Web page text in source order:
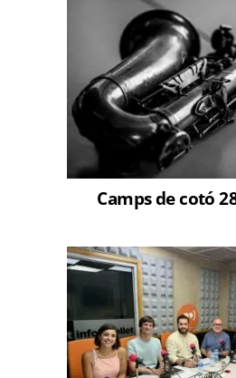
Camps de cotó